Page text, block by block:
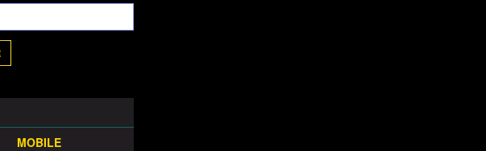
MOBILE